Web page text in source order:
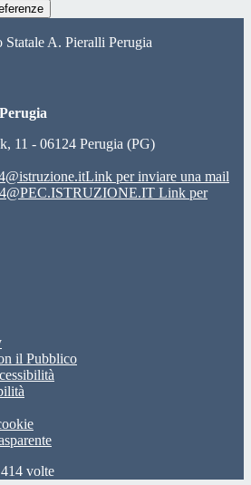
Statale A. Pieralli Perugia
11 - 06124 Perugia (PG)
Link per inviare una mail
Link per
il Pubblico
414 volte